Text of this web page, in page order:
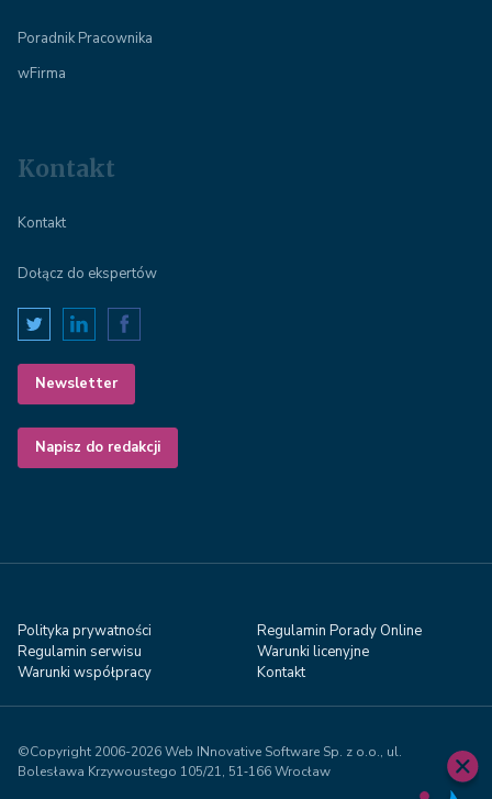
Poradnik Pracownika
wFirma
Kontakt
Kontakt
Dołącz do ekspertów
Newsletter
Napisz do redakcji
Polityka prywatności
Regulamin Porady Online
Regulamin serwisu
Warunki licenyjne
Warunki współpracy
Kontakt
©Copyright 2006-2026 Web INnovative Software Sp. z o.o., ul.
Bolesława Krzywoustego 105/21, 51‑166 Wrocław